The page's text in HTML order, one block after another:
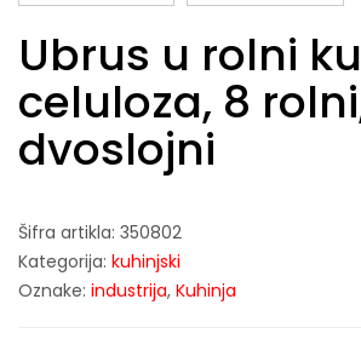
Ubrus u rolni
celuloza, 8
dvoslojni
Šifra artikla: 350802
Kategorija: kuhinjski
Oznake: industrija, Kuhinja